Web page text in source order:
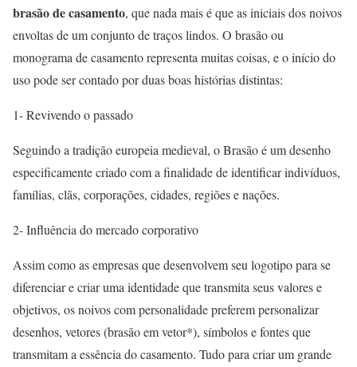
brasão de casamento, que nada mais é que as iniciais dos noivos
envoltas de um conjunto de traços lindos. O brasão ou
monograma de casamento representa muitas coisas, e o início do
uso pode ser contado por duas boas histórias distintas:
1- Revivendo o passado
Seguindo a tradição europeia medieval, o Brasão é um desenho
especificamente criado com a finalidade de identificar indivíduos,
famílias, clãs, corporações, cidades, regiões e nações.
2- Influência do mercado corporativo
Assim como as empresas que desenvolvem seu logotipo para se
diferenciar e criar uma identidade que transmita seus valores e
objetivos, os noivos com personalidade preferem personalizar
desenhos, vetores (brasão em vetor*), símbolos e fontes que
transmitam a essência do casamento. Tudo para criar um grande